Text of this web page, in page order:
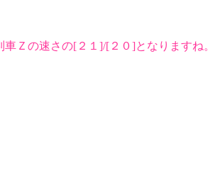
Ｚの速さの[２１]/[２０]となりますね。